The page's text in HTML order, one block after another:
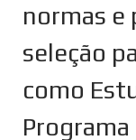
normas e
seleção
como
Programa